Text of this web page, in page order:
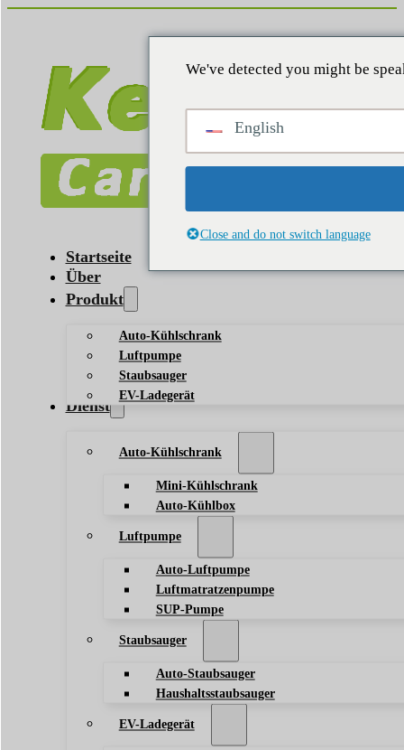
Startseite
Über
Produkt
Auto-Kühlschrank
Luftpumpe
Staubsauger
EV-Ladegerät
Dienst
Auto-Kühlschrank
Mini-Kühlschrank
Auto-Kühlbox
Luftpumpe
Auto-Luftpumpe
Luftmatratzenpumpe
SUP-Pumpe
Staubsauger
Auto-Staubsauger
Haushaltsstaubsauger
EV-Ladegerät
We've detected you might be
English
Close and do not switch language